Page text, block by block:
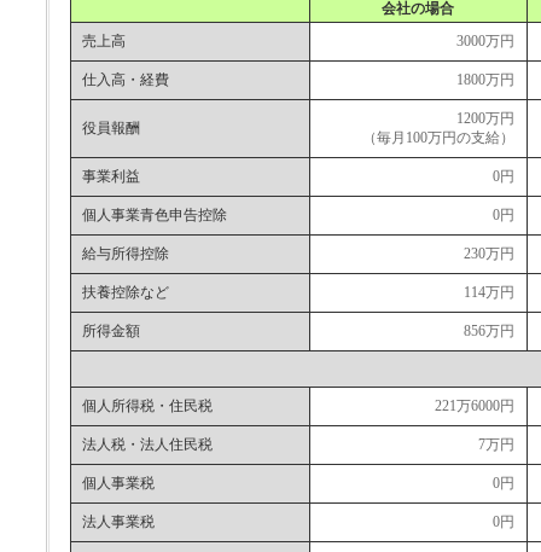
会社の場合
売上高 3000万円
仕入高・経費 1800万円
役員報酬
1200万円
（毎月100万円の支給）
事業利益 0円
個人事業青色申告控除 0円
給与所得控除 230万円
扶養控除など 114万円
所得金額 856万円
個人所得税・住民税 221万6000円
法人税・法人住民税 7万円
個人事業税 0円
法人事業税 0円